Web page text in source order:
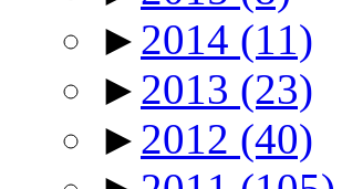
► 2014 (11)
► 2013 (23)
► 2012 (40)